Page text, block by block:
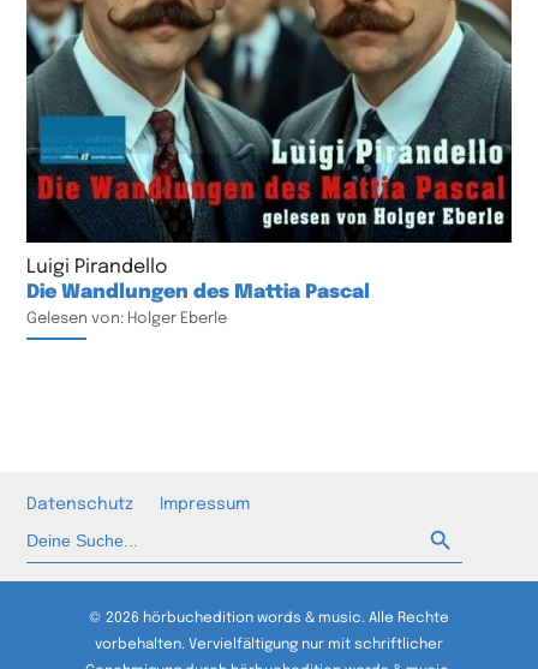
Luigi Pirandello
Die Wandlungen des Mattia Pascal
Gelesen von: Holger Eberle
Datenschutz Impressum
nach:
© 2026 hörbuchedition words & music. Alle Rechte
vorbehalten. Vervielfältigung nur mit schriftlicher